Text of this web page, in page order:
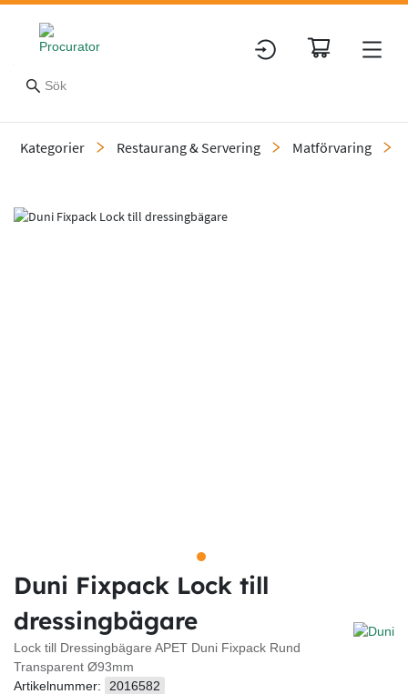
Kategorier Restaurang & Servering Matförvaring
Slide 1 of 1
Duni Fixpack Lock till
dressingbägare
Lock till Dressingbägare APET Duni Fixpack Rund
Transparent Ø93mm
Artikelnummer:
2016582